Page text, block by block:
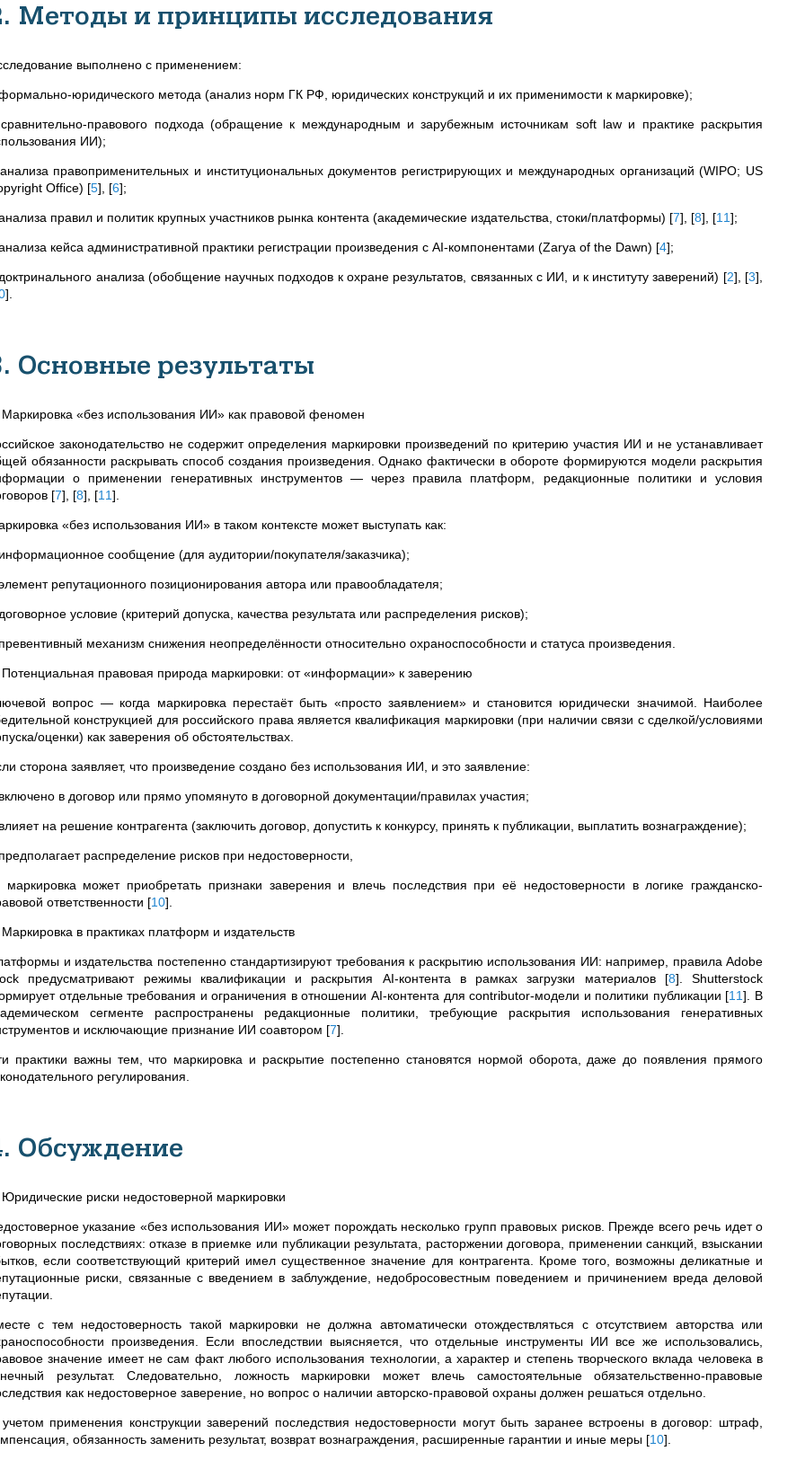
Методы и принципы исследования
выполнено с применением:
юридического метода (анализ норм ГК РФ, юридических конструкций и их применимости к маркировке);
сравнительно-правового подхода (обращение к международным и зарубежным источникам soft law и практике раскрытия
ИИ);
правоприменительных и институциональных документов регистрирующих и международных организаций (WIPO; US
Office) [5] [6];
правил и политик крупных участников рынка контента (академические издательства, стоки/платформы) [7] [8] [11];
кейса административной практики регистрации произведения с AI-компонентами (Zarya of the Dawn) [4];
доктринального анализа (обобщение научных подходов к охране результатов, связанных с ИИ, и к институту заверений) [2] [3]
]
Основные результаты
Маркировка «без использования ИИ» как правовой феномен
законодательство не содержит определения маркировки произведений по критерию участия ИИ и не устанавливает
обязанности раскрывать способ создания произведения. Однако фактически в обороте формируются модели раскрытия
о применении генеративных инструментов — через правила платформ, редакционные политики и условия
[7] [8] [11]
«без использования ИИ» в таком контексте может выступать как:
информационное сообщение (для аудитории/покупателя/заказчика);
репутационного позиционирования автора или правообладателя;
договорное условие (критерий допуска, качества результата или распределения рисков);
превентивный механизм снижения неопределённости относительно охраноспособности и статуса произведения.
Потенциальная правовая природа маркировки: от «информации» к заверению
вопрос — когда маркировка перестаёт быть «просто заявлением» и становится юридически значимой. Наиболее
конструкцией для российского права является квалификация маркировки (при наличии связи с сделкой/условиями
оценки) как заверения об обстоятельствах.
сторона заявляет, что произведение создано без использования ИИ, и это заявление:
в договор или прямо упомянуто в договорной документации/правилах участия;
на решение контрагента (заключить договор, допустить к конкурсу, принять к публикации, выплатить вознаграждение);
распределение рисков при недостоверности,
маркировка может приобретать признаки заверения и влечь последствия при её недостоверности в логике гражданско-
ответственности [10]
в практиках платформ и издательств
и издательства постепенно стандартизируют требования к раскрытию использования ИИ: например, правила Adobe
предусматривают режимы квалификации и раскрытия AI-контента в рамках загрузки материалов [8] . Shutterstock
отдельные требования и ограничения в отношении AI-контента для contributor-модели и политики публикации [11] . В
сегменте распространены редакционные политики, требующие раскрытия использования генеративных
и исключающие признание ИИ соавтором [7]
практики важны тем, что маркировка и раскрытие постепенно становятся нормой оборота, даже до появления прямого
регулирования.
Обсуждение
риски недостоверной маркировки
указание «без использования ИИ» может порождать несколько групп правовых рисков. Прежде всего речь идет о
последствиях: отказе в приемке или публикации результата, расторжении договора, применении санкций, взыскании
если соответствующий критерий имел существенное значение для контрагента. Кроме того, возможны деликатные и
риски, связанные с введением в заблуждение, недобросовестным поведением и причинением вреда деловой
с тем недостоверность такой маркировки не должна автоматически отождествляться с отсутствием авторства или
произведения. Если впоследствии выясняется, что отдельные инструменты ИИ все же использовались,
значение имеет не сам факт любого использования технологии, а характер и степень творческого вклада человека в
результат. Следовательно, ложность маркировки может влечь самостоятельные обязательственно-правовые
как недостоверное заверение, но вопрос о наличии авторско-правовой охраны должен решаться отдельно.
применения конструкции заверений последствия недостоверности могут быть заранее встроены в договор: штраф,
обязанность заменить результат, возврат вознаграждения, расширенные гарантии и иные меры [10]